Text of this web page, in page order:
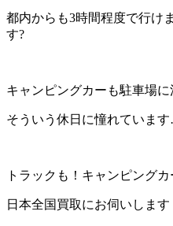
都内からも3時間程度で行け
す?
キャンピングカーも駐車場
そういう休日に憧れていま
トラックも！キャンピング
日本全国買取にお伺いします